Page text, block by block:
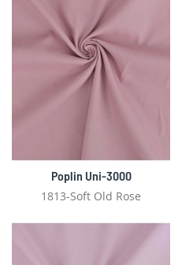
Poplin Uni-3000
1813-Soft Old Rose